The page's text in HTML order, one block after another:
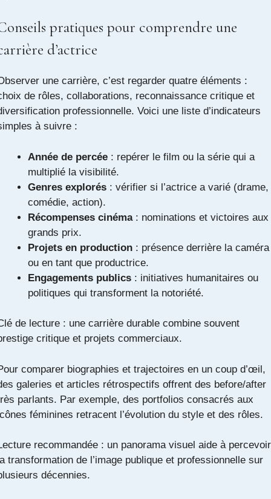
pratiques pour comprendre une
d’actrice
une carrière, c’est regarder quatre éléments :
de rôles, collaborations, reconnaissance critique et
professionnelle. Voici une liste d’indicateurs
à suivre :
Année de percée : repérer le film ou la série qui a
multiplié la visibilité.
Genres explorés : vérifier si l’actrice a varié (drame,
comédie, action).
Récompenses cinéma: nominations et victoires aux
grands prix.
Projets en production : présence derrière la caméra
ou en tant que productrice.
Engagements publics : initiatives humanitaires ou
politiques qui transforment la notoriété.
de lecture : une carrière durable combine souvent
critique et projets commerciaux.
comparer biographies et trajectoires en un coup d’œil,
galeries et articles rétrospectifs offrent des before/after
parlants. Par exemple, des portfolios consacrés aux
féminines retracent l’évolution du style et des rôles.
recommandée : un panorama visuel aide à percevoir
transformation de l’image publique et professionnelle sur
décennies.